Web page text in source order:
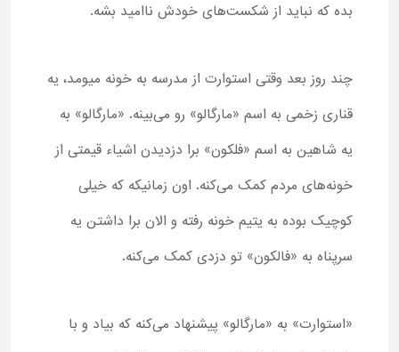
بده که نباید از شکست‌های خودش ناامید بشه.
چند روز بعد وقتی استوارت از مدرسه به خونه میومد، یه
قناری زخمی به اسم «مارگالو» رو می‌بینه. «مارگالو» به
یه شاهین به اسم «فلکون» برا دزدیدن اشیاء قیمتی از
خونه‌های مردم کمک می‌کنه. اون زمانیکه که خیلی
کوچیک بوده به یتیم خونه رفته و الان برا داشتن یه
سرپناه به «فالکون» تو دزدی کمک می‌کنه.
«استوارت» به «مارگالو» پیشنهاد می‌کنه که بیاد و با